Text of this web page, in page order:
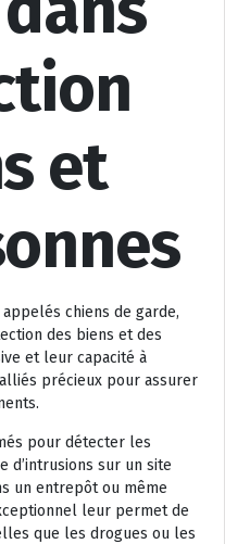
et
chiens de garde,
des biens et des
et leur capacité à
précieux pour assurer
pour détecter les
d’intrusions sur un site
un entrepôt ou même
leur permet de
que les drogues ou les